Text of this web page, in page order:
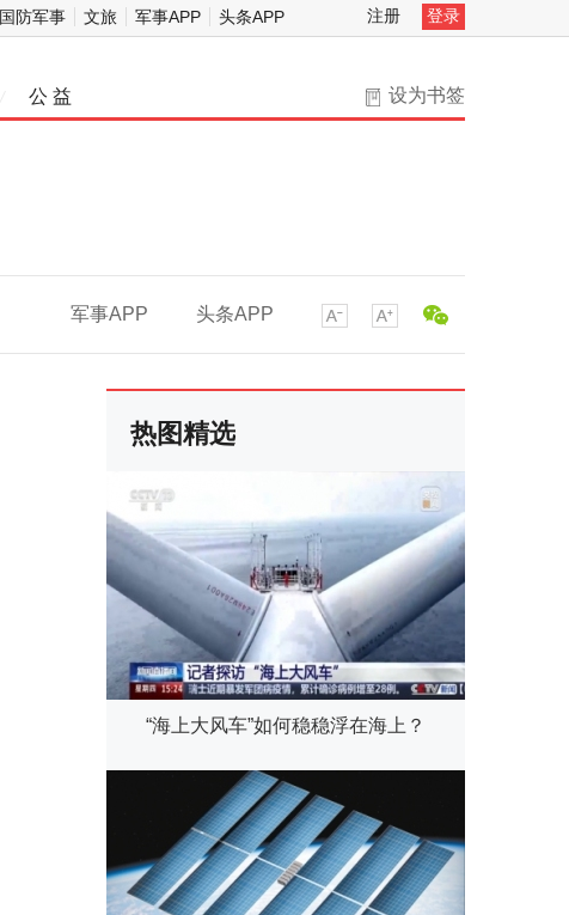
国防军事 文旅 军事APP 头条APP 注册 登录
设为书签
公 益
军事APP 头条APP
热图精选
“海上大风车”如何稳稳浮在海上？